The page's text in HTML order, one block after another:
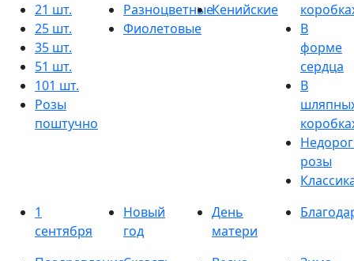
21 шт.
25 шт.
35 шт.
51 шт.
101 шт.
Розы
поштучно
Разноцветные
Фиолетовые
Кенийские
В
форме
сердца
В
розы
1
сентября
Новый
год
День
матери